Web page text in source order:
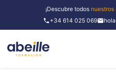
¡Descubre todos nuestros
+34 614 025 069